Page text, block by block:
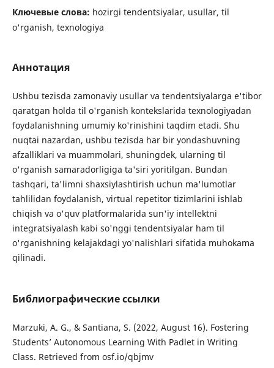
Ключевые слова: hozirgi tendentsiyalar, usullar, til
o'rganish, texnologiya
Аннотация
Ushbu tezisda zamonaviy usullar va tendentsiyalarga e'tibor
qaratgan holda til o'rganish kontekslarida texnologiyadan
foydalanishning umumiy ko'rinishini taqdim etadi. Shu
nuqtai nazardan, ushbu tezisda har bir yondashuvning
afzalliklari va muammolari, shuningdek, ularning til
o'rganish samaradorligiga ta'siri yoritilgan. Bundan
tashqari, ta'limni shaxsiylashtirish uchun ma'lumotlar
tahlilidan foydalanish, virtual repetitor tizimlarini ishlab
chiqish va o'quv platformalarida sun'iy intellektni
integratsiyalash kabi so'nggi tendentsiyalar ham til
o'rganishning kelajakdagi yo'nalishlari sifatida muhokama
qilinadi.
Библиографические ссылки
Marzuki, A. G., & Santiana, S. (2022, August 16). Fostering
Students’ Autonomous Learning With Padlet in Writing
Class. Retrieved from osf.io/qbjmv